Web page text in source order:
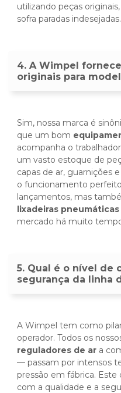
utilizando peças
sofra paradas indesejadas.
4. A Wimpel
originais para
Sim, nossa marca é
que um bom
acompanha o
um vasto estoque de
capas de ar, guarnições
o funcionamento
lançamentos, mas
lixadeiras pneumáticas
mercado há muito
5. Qual é o nível de
segurança da linha
A Wimpel tem como
operador. Todos os
reguladores de ar a
— passam por intensos
pressão em fábrica.
com a qualidade e a